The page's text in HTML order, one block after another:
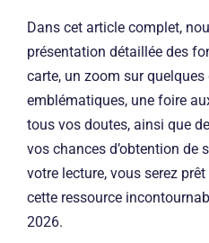
Dans cet article complet,
présentation détaillée des
carte, un zoom sur
emblématiques, une foire
tous vos doutes, ainsi que
vos chances d’obtention de
votre lecture, vous serez
cette ressource
2026.